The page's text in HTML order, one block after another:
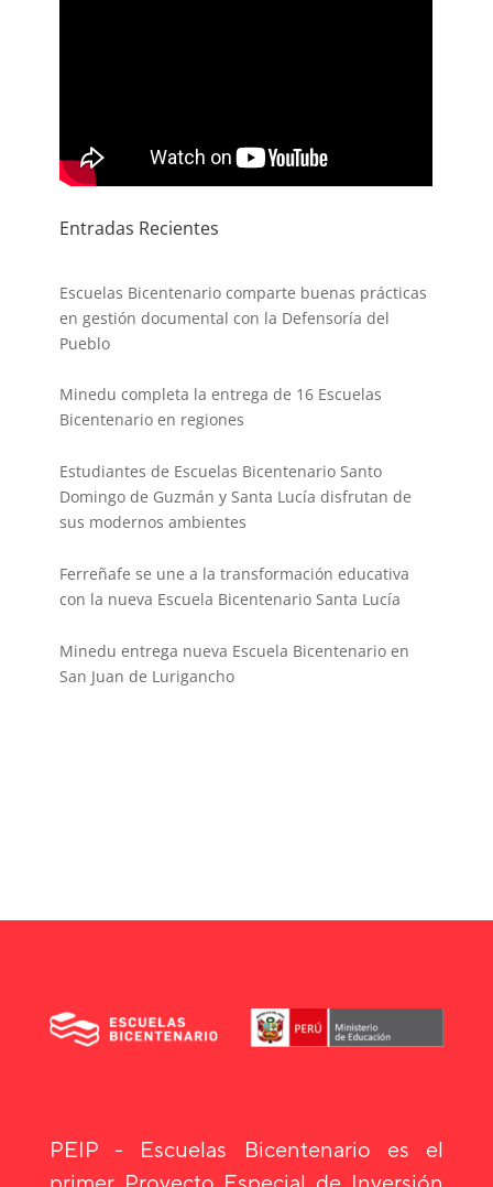
Entradas Recientes
Escuelas Bicentenario comparte buenas prácticas
en gestión documental con la Defensoría del
Pueblo
Minedu completa la entrega de 16 Escuelas
Bicentenario en regiones
Estudiantes de Escuelas Bicentenario Santo
Domingo de Guzmán y Santa Lucía disfrutan de
sus modernos ambientes
Ferreñafe se une a la transformación educativa
con la nueva Escuela Bicentenario Santa Lucía
Minedu entrega nueva Escuela Bicentenario en
San Juan de Lurigancho
PEIP - Escuelas Bicentenario es el